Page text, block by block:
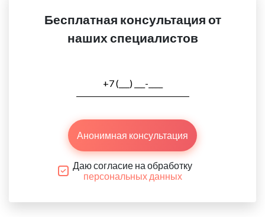
Бесплатная консультация от
наших специалистов
Анонимная консультация
Даю согласие на обработку
персональных данных